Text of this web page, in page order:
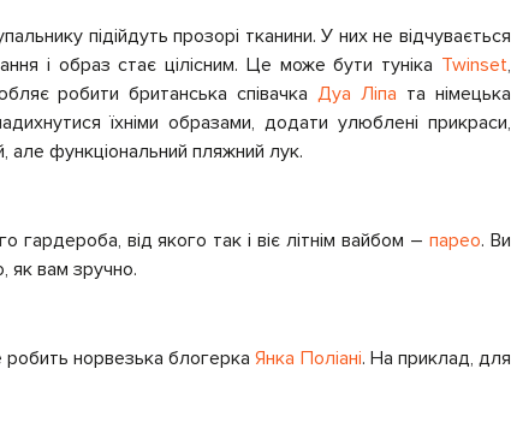
підійдуть прозорі тканини. У них не відчувається
і образ стає цілісним. Це може бути туніка Twinset,
робити британська співачкаДуа Ліпа та німецька
їхніми образами, додати улюблені прикраси,
але функціональний пляжний лук.
від якого так і віє літнім вайбом –парео. Ви
як вам зручно.
робить норвезька блогеркаЯнка Поліані. На приклад, для